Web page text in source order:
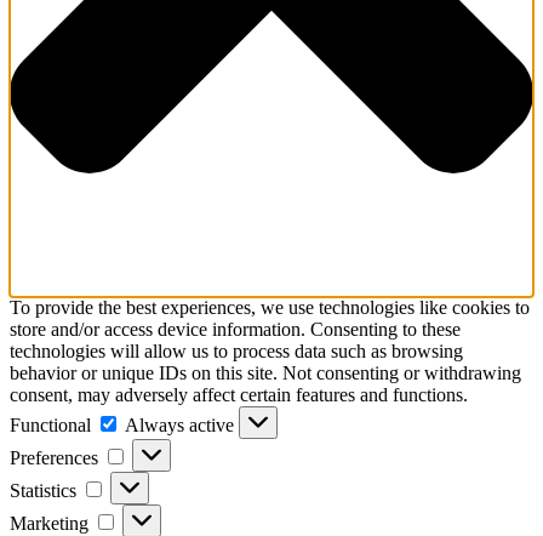
To provide the best experiences, we use technologies like cookies to
store and/or access device information. Consenting to these
technologies will allow us to process data such as browsing
behavior or unique IDs on this site. Not consenting or withdrawing
consent, may adversely affect certain features and functions.
Functional
Functional
Always active
Preferences
Preferences
Statistics Statistics
Marketing Marketing